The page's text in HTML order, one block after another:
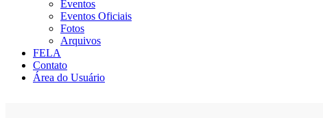
Eventos
Eventos Oficiais
Fotos
Arquivos
FELA
Contato
Área do Usuário